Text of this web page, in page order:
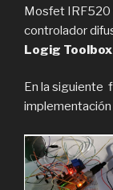
Mosfet IRF520
controlador
Logig
En la siguiente